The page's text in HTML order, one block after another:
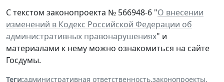
С текстом законопроекта № 566948-6 "О внесении
изменений в Кодекс Российской Федерации об
административных правонарушениях" и
материалами к нему можно ознакомиться на сайте
Госдумы.
Теги:административная ответственность,законопроекты,